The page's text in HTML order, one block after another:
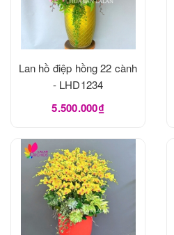
Lan hồ điệp hồng 22 cành
- LHD1234
5.500.000₫